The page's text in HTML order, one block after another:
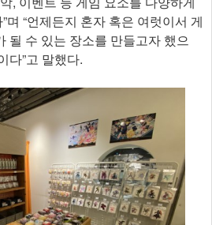
며 “언제든지 혼자 혹은 여럿이서 게
될 수 있는 장소를 만들고자 했으
다”고 말했다.